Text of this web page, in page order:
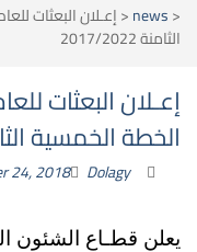
<
news
<
الثامنة 2017/2022
الخطة الخمسية الثامنة
24, 2018 Dolagy
يعلن قطـاع الشئون